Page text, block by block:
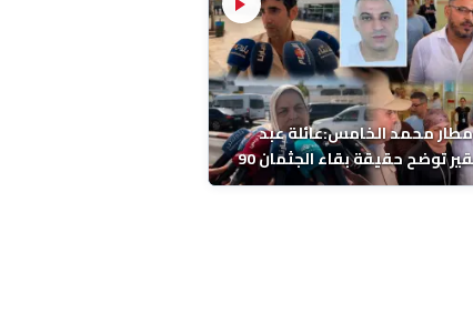
محمد الخامس:عائلة عبد
الرحيم فقير توضح حقيقة بقاء الجثمان 90
إلى المغرب